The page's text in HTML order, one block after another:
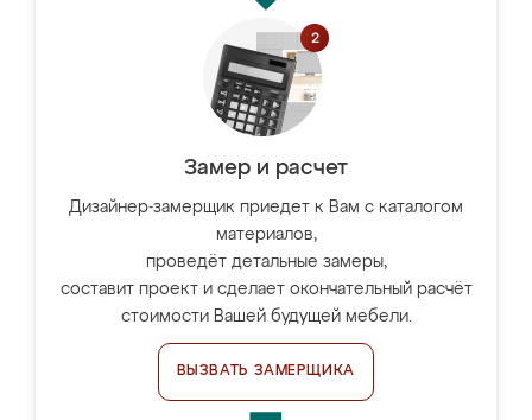
Замер и расчет
Дизайнер-замерщик приедет к Вам с каталогом
материалов,
проведёт детальные замеры,
составит проект и сделает окончательный расчёт
стоимости Вашей будущей мебели.
ВЫЗВАТЬ ЗАМЕРЩИКА